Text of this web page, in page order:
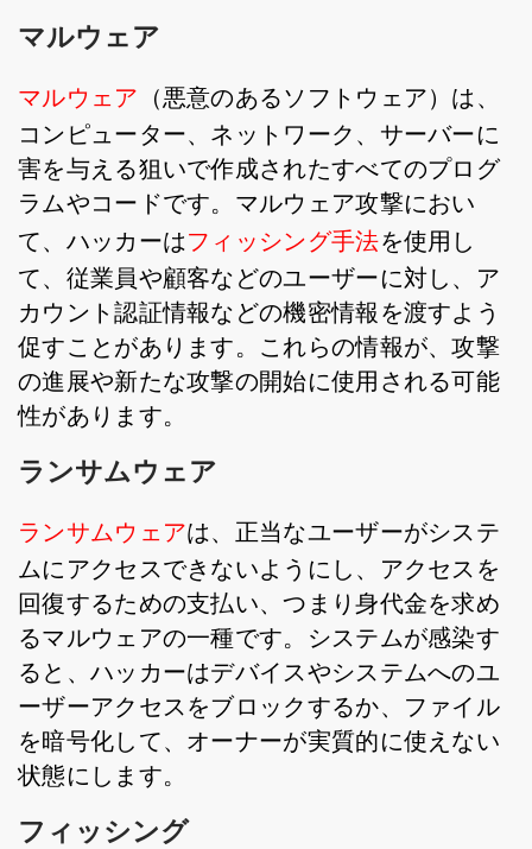
マルウェア
マルウェア （悪意のあるソフトウェア）は、
コンピューター、ネットワーク、サーバーに
害を与える狙いで作成されたすべてのプログ
ラムやコードです。マルウェア攻撃におい
て、ハッカーはフィッシング手法を使用し
て、従業員や顧客などのユーザーに対し、ア
カウント認証情報などの機密情報を渡すよう
促すことがあります。これらの情報が、攻撃
の進展や新たな攻撃の開始に使用される可能
性があります。
ランサムウェア
ランサムウェアは、正当なユーザーがシステ
ムにアクセスできないようにし、アクセスを
回復するための支払い、つまり身代金を求め
るマルウェアの一種です。システムが感染す
ると、ハッカーはデバイスやシステムへのユ
ーザーアクセスをブロックするか、ファイル
を暗号化して、オーナーが実質的に使えない
状態にします。
フィッシング